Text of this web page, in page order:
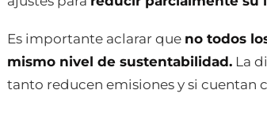
Es importante aclarar que no todos
mismo nivel de sustentabilidad. La
tanto reducen emisiones y si cuentan